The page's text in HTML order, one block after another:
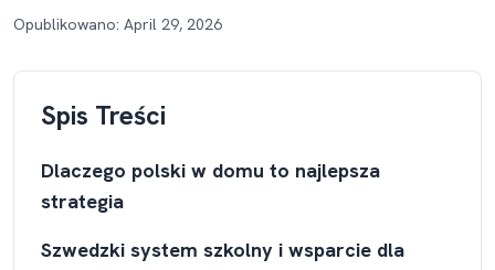
Opublikowano: April 29, 2026
Spis Treści
Dlaczego polski w domu to najlepsza
strategia
Szwedzki system szkolny i wsparcie dla